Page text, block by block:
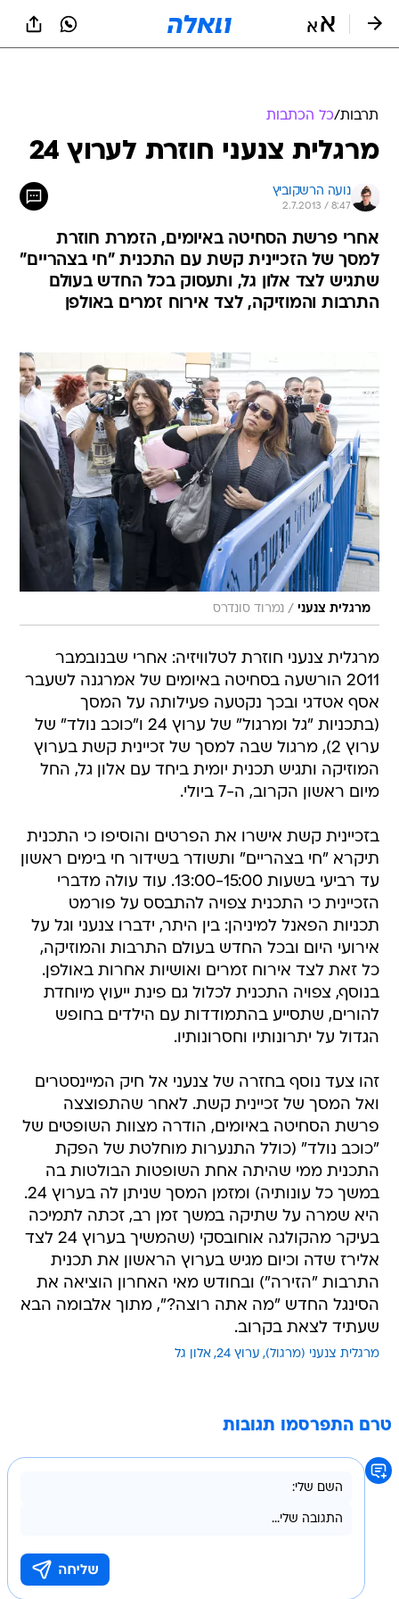
תרבות/כל הכתבות
מרגלית צנעני חוזרת לערוץ 24
נועה הרשקוביץ
2.7.2013 / 8:47
אחרי פרשת הסחיטה באיומים, הזמרת חוזרת
למסך של הזכיינית קשת עם התכנית "חי בצהריים"
שתגיש לצד אלון גל, ותעסוק בכל החדש בעולם
התרבות והמוזיקה, לצד אירוח זמרים באולפן
מרגלית צנעני / נמרוד סונדרס
מרגלית צנעני חוזרת לטלוויזיה: אחרי שבנובמבר
2011 הורשעה בסחיטה באיומים של אמרגנה לשעבר
אסף אטדגי ובכך נקטעה פעילותה על המסך
(בתכניות "גל ומרגול" של ערוץ 24 ו"כוכב נולד" של
ערוץ 2), מרגול שבה למסך של זכיינית קשת בערוץ
המוזיקה ותגיש תכנית יומית ביחד עם אלון גל, החל
מיום ראשון הקרוב, ה-7 ביולי.
בזכיינית קשת אישרו את הפרטים והוסיפו כי התכנית
תיקרא "חי בצהריים" ותשודר בשידור חי בימים ראשון
עד רביעי בשעות 13:00-15:00. עוד עולה מדברי
הזכיינית כי התכנית צפויה להתבסס על פורמט
תכניות הפאנל למיניהן: בין היתר, ידברו צנעני וגל על
אירועי היום ובכל החדש בעולם התרבות והמוזיקה,
כל זאת לצד אירוח זמרים ואושיות אחרות באולפן.
בנוסף, צפויה התכנית לכלול גם פינת ייעוץ מיוחדת
להורים, שתסייע בהתמודדות עם הילדים בחופש
הגדול על יתרונותיו וחסרונותיו.
זהו צעד נוסף בחזרה של צנעני אל חיק המיינסטרים
ואל המסך של זכיינית קשת. לאחר שהתפוצצה
פרשת הסחיטה באיומים, הודרה מצוות השופטים של
"כוכב נולד" (כולל התנערות מוחלטת של הפקת
התכנית ממי שהיתה אחת השופטות הבולטות בה
במשך כל עונותיה) ומזמן המסך שניתן לה בערוץ 24.
היא שמרה על שתיקה במשך זמן רב, זכתה לתמיכה
בעיקר מהקולגה אוחובסקי (שהמשיך בערוץ 24 לצד
אלירז שדה וכיום מגיש בערוץ הראשון את תכנית
התרבות "הזירה") ובחודש מאי האחרון הוציאה את
הסינגל החדש "מה אתה רוצה?", מתוך אלבומה הבא
שעתיד לצאת בקרוב.
מרגלית צנעני (מרגול) ערוץ 24 אלון גל
טרם התפרסמו תגובות